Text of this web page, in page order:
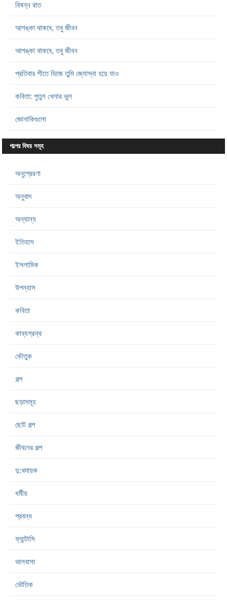
বিষন্ন রাত
আশঙ্কা থাকবে, তবু জীবন
আশঙ্কা থাকবে, তবু জীবন
প্রতিবার শীতে ভিজে তুমি জ্যোস্না হয়ে যাও
কবিতা: পুতুল খেলার ভুল
জোনাকিগুলো
গল্পের বিষয় সমূহ
অনুপ্রেরণা
অনুবাদ
অন্যান্য
ইতিহাস
ইসলামিক
উপন্যাস
কবিতা
কাব্যগ্রন্থ
কৌতুক
গল্প
ছড়াসমূহ
ছোট গল্প
জীবনের গল্প
দু:খদায়ক
ধর্মীয়
প্রবন্ধ
ফ্যান্টাসি
ভালবাসা
ভৌতিক